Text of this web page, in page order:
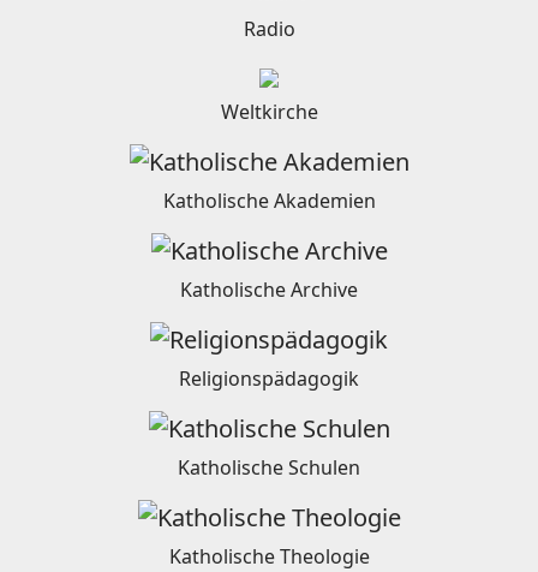
Radio
Weltkirche
Katholische Akademien
Katholische Archive
Religionspädagogik
Katholische Schulen
Katholische Theologie